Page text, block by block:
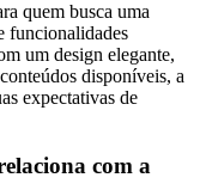
quem busca uma
funcionalidades
um design elegante,
disponíveis, a
expectativas de
com a